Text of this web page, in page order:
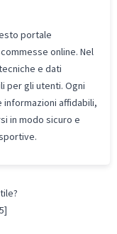
portale
online. Nel
e dati
per gli utenti. Ogni
affidabili,
in modo sicuro e
5]